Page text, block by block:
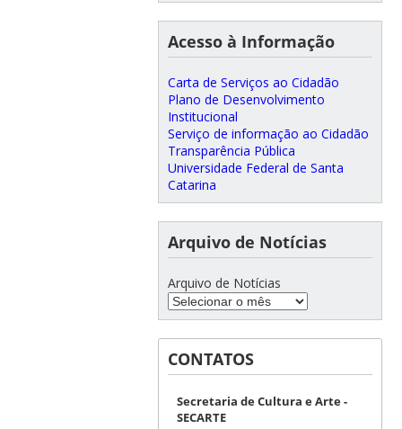
Acesso à Informação
Carta de Serviços ao Cidadão
Plano de Desenvolvimento
Institucional
Serviço de informação ao Cidadão
Transparência Pública
Universidade Federal de Santa
Catarina
Arquivo de Notícias
Arquivo de Notícias
CONTATOS
Secretaria de Cultura e Arte -
SECARTE